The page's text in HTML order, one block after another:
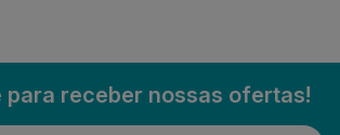
para receber nossas ofertas!